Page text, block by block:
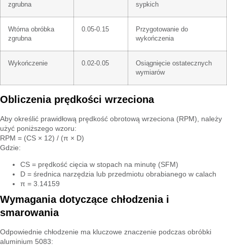
zgrubna
sypkich
Wtórna obróbka
zgrubna
0.05-0.15
Przygotowanie do
wykończenia
Wykończenie 0.02-0.05
Osiągnięcie ostatecznych
wymiarów
Obliczenia prędkości wrzeciona
Aby określić prawidłową prędkość obrotową wrzeciona (RPM), należy
użyć poniższego wzoru:
RPM = (CS × 12) / (π × D)
Gdzie:
CS = prędkość cięcia w stopach na minutę (SFM)
D = średnica narzędzia lub przedmiotu obrabianego w calach
π = 3.14159
Wymagania dotyczące chłodzenia i
smarowania
Odpowiednie chłodzenie ma kluczowe znaczenie podczas obróbki
aluminium 5083: